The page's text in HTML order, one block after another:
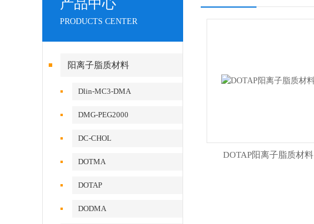
产品中心
PRODUCTS CENTER
阳离子脂质材料
Dlin-MC3-DMA
DMG-PEG2000
DC-CHOL
DOTMA
DOTAP
DODMA
DOTAP阳离子脂质材料